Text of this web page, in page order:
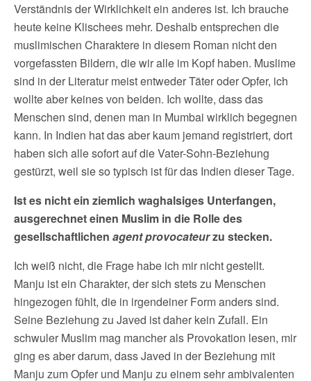
Verständnis der Wirklichkeit ein anderes ist. Ich brauche
heute keine Klischees mehr. Deshalb entsprechen die
muslimischen Charaktere in diesem Roman nicht den
vorgefassten Bildern, die wir alle im Kopf haben. Muslime
sind in der Literatur meist entweder Täter oder Opfer, ich
wollte aber keines von beiden. Ich wollte, dass das
Menschen sind, denen man in Mumbai wirklich begegnen
kann. In Indien hat das aber kaum jemand registriert, dort
haben sich alle sofort auf die Vater-Sohn-Beziehung
gestürzt, weil sie so typisch ist für das Indien dieser Tage.
Ist es nicht ein ziemlich waghalsiges Unterfangen,
ausgerechnet einen Muslim in die Rolle des
gesellschaftlichen agent provocateurzu stecken.
Ich weiß nicht, die Frage habe ich mir nicht gestellt.
Manju ist ein Charakter, der sich stets zu Menschen
hingezogen fühlt, die in irgendeiner Form anders sind.
Seine Beziehung zu Javed ist daher kein Zufall. Ein
schwuler Muslim mag mancher als Provokation lesen, mir
ging es aber darum, dass Javed in der Beziehung mit
Manju zum Opfer und Manju zu einem sehr ambivalenten